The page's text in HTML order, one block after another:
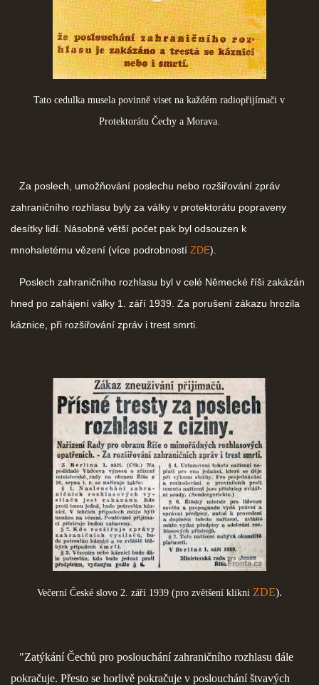
Tato cedulka musela povinně viset na každém radiopřijímači v
Protektorátu Čechy a Morava.
Za poslech, umožňování poslechu nebo rozšiřování zpráv
zahraničního rozhlasu byly za války v protektorátu popraveny
desítky lidí. Násobně větší počet pak byl odsouzen k
mnohaletému vězení (více podrobností ZDE).
Poslech zahraničního rozhlasu byl v celé Německé říši zakázán
hned po zahájení války 1. září 1939. Za porušení zákazu hrozila
káznice, při rozšiřování zpráv i trest smrti.
Večerní České slovo 2. září 1939 (pro zvětšení klikni ZDE).
"Zatýkání Čechů pro poslouchání zahraničního rozhlasu dále
pokračuje. Přesto se horlivě pokračuje v poslouchání štvavých